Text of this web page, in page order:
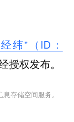
纬”（ID：
授权发布。
存储空间服务。